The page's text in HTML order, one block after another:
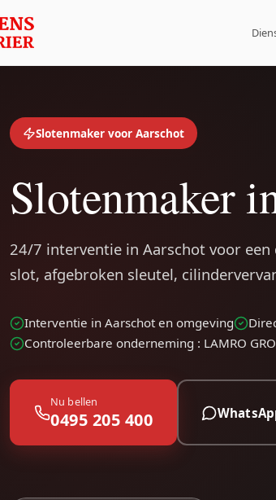
Slotenmaker voor Aarschot
Slotenmaker
24/7 interventie in Aarschot voor
slot, afgebroken sleutel,
Interventie in Aarschot en omgeving
Controleerbare onderneming : LAMRO
Nu bellen
0495 205 400